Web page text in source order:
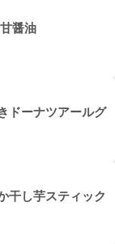
醤油
ドーナツアールグ
干し芋スティック